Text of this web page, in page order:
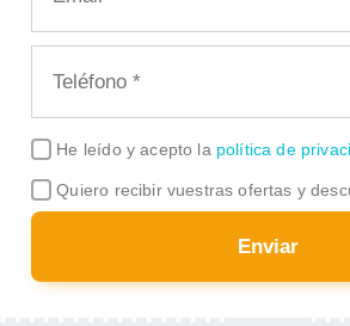
He leído y acepto la política de
Quiero recibir vuestras ofertas y
Enviar